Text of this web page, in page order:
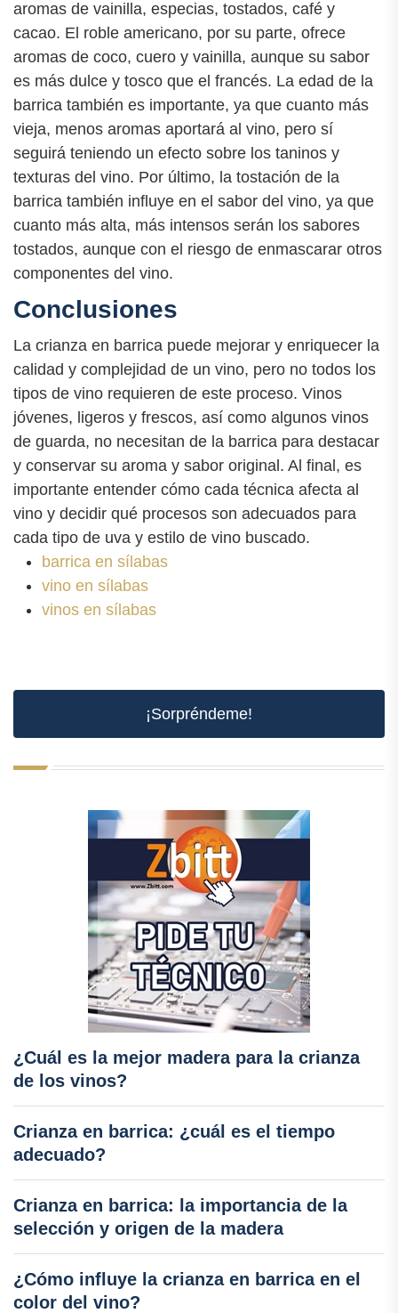
aromas de vainilla, especias, tostados, café y
cacao. El roble americano, por su parte, ofrece
aromas de coco, cuero y vainilla, aunque su sabor
es más dulce y tosco que el francés. La edad de la
barrica también es importante, ya que cuanto más
vieja, menos aromas aportará al vino, pero sí
seguirá teniendo un efecto sobre los taninos y
texturas del vino. Por último, la tostación de la
barrica también influye en el sabor del vino, ya que
cuanto más alta, más intensos serán los sabores
tostados, aunque con el riesgo de enmascarar otros
componentes del vino.
Conclusiones
La crianza en barrica puede mejorar y enriquecer la
calidad y complejidad de un vino, pero no todos los
tipos de vino requieren de este proceso. Vinos
jóvenes, ligeros y frescos, así como algunos vinos
de guarda, no necesitan de la barrica para destacar
y conservar su aroma y sabor original. Al final, es
importante entender cómo cada técnica afecta al
vino y decidir qué procesos son adecuados para
cada tipo de uva y estilo de vino buscado.
barrica en sílabas
vino en sílabas
vinos en sílabas
¡Sorpréndeme!
¿Cuál es la mejor madera para la crianza
de los vinos?
Crianza en barrica: ¿cuál es el tiempo
adecuado?
Crianza en barrica: la importancia de la
selección y origen de la madera
¿Cómo influye la crianza en barrica en el
color del vino?